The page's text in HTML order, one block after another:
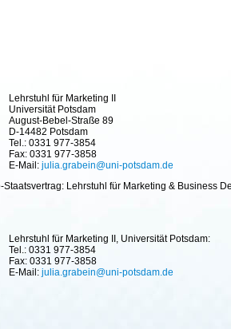
Lehrstuhl für Marketing II
Universität Potsdam
August-Bebel-Straße 89
D-14482 Potsdam
Tel.: 0331 977-3854
Fax: 0331 977-3858
E-Mail: julia.grabein@uni-potsdam.de
Lehrstuhl für Marketing & Business
Lehrstuhl für Marketing II, Universität Potsdam:
Tel.: 0331 977-3854
Fax: 0331 977-3858
E-Mail: julia.grabein@uni-potsdam.de